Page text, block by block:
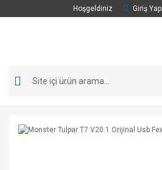
Hoşgeldiniz Giriş Yap